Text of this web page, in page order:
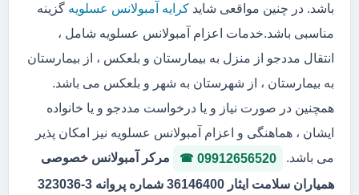
باشد. در چنین مواقعی شاید کرایه آمبولانس عسلویه گزینه
مناسبی باشد.خدمات اعزام آمبولانس عسلویه شامل ،
انتقال مددجو از منزل به بیمارستان و بلعکس ، از بیمارستان
به بیمارستان ، از شهرستان به شهر و بلعکس می باشد.
همچنین در صورت نیاز و یا درخواست مددجو و یا خانواده
ایشان ، هماهنگی و اعزام آمبولانس عسلویه نیز امکان پذیر
می باشد.
09912656520
مرکر آمبولانس خصوصی
همیاران سلامت ایثار 36146400 شماره پروانه 3-323036